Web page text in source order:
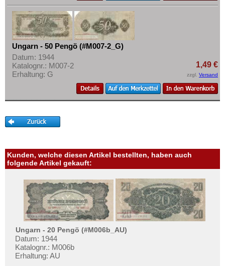
Ungarn - 50 Pengö (#M007-2_G)
Datum: 1944
Katalognr.: M007-2
Erhaltung: G
1,49 €
zzgl. Versand
Kunden, welche diesen Artikel bestellten, haben auch
folgende Artikel gekauft:
Ungarn - 20 Pengö (#M006b_AU)
Datum: 1944
Katalognr.: M006b
Erhaltung: AU